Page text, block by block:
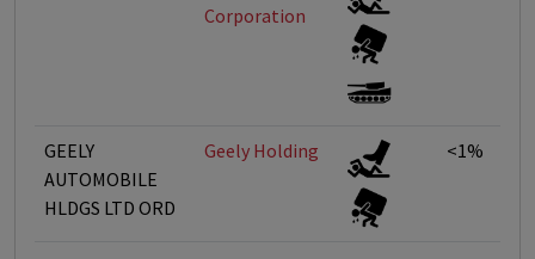
Corporation
GEELY
AUTOMOBILE
HLDGS LTD ORD
Geely Holding <1%